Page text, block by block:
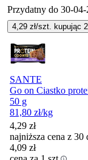
Przydatny do 30-
4,29 zł/szt. kupując 2
SANTE
Go on Ciastko
50 g
81,80 zł/kg
4,29 zł
najniższa cena z 30
4,09 zł